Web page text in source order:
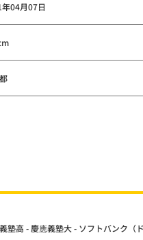
04月07日
塾高 - 慶應義塾大 - ソフトバンク（